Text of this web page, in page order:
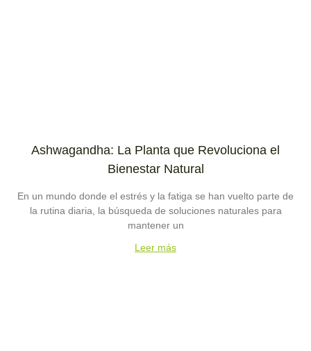
Ashwagandha: La Planta que Revoluciona el
Bienestar Natural
En un mundo donde el estrés y la fatiga se han vuelto parte de
la rutina diaria, la búsqueda de soluciones naturales para
mantener un
Leer más